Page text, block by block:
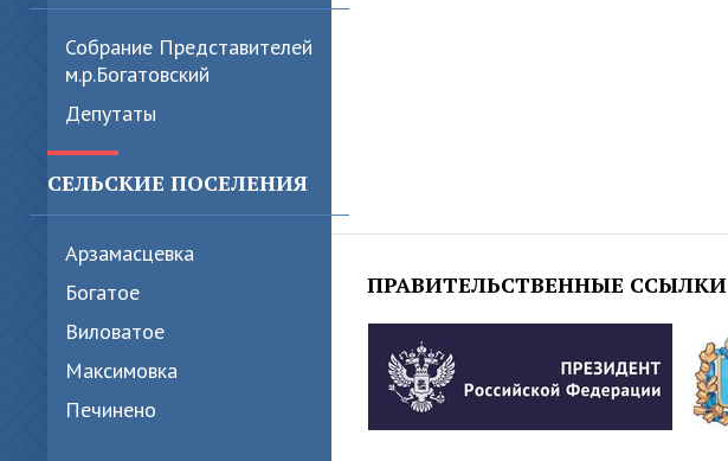
Собрание Представителей
м.р.Богатовский
Депутаты
СЕЛЬСКИЕ ПОСЕЛЕНИЯ
Арзамасцевка
Богатое
Виловатое
Максимовка
Печинено
ПРАВИТЕЛЬСТВЕННЫЕ ССЫЛКИ